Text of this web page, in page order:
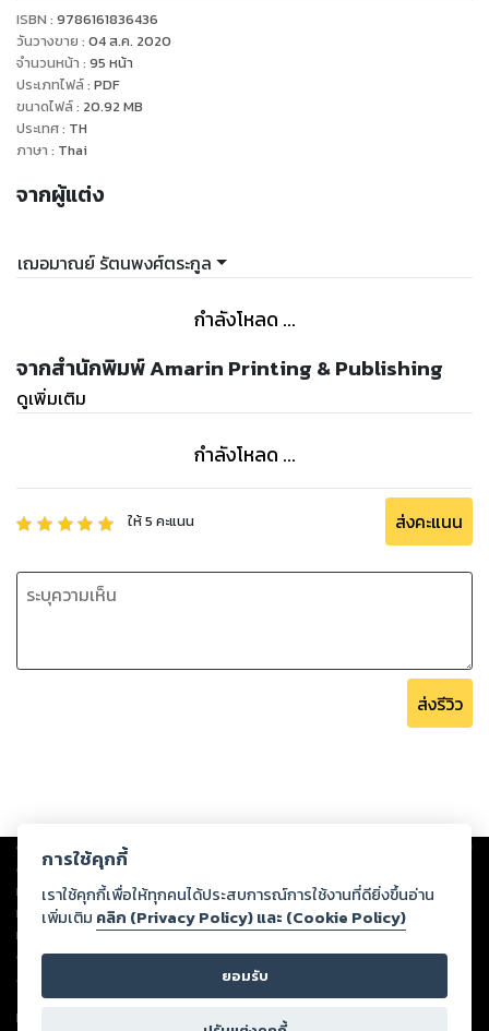
ISBN : 9786161836436
วันวางขาย : 04 ส.ค. 2020
จำนวนหน้า : 95 หน้า
ประเภทไฟล์: PDF
ขนาดไฟล์: 20.92 MB
ประเทศ: TH
ภาษา : Thai
จากผู้แต่ง
เฌอมาณย์ รัตนพงศ์ตระกูล
กำลังโหลด ...
จากสำนักพิมพ์ Amarin Printing & Publishing
ดูเพิ่มเติม
กำลังโหลด ...
ให้5 คะแนน ส่งคะแนน
ส่งรีวิว
Copyright © 2026
ต่อผลงานหรือเนื้อหาใดที่อัปโหลดผ่านเว็บไซต์และปรากฏว่าละเมิดสิทธิใน
ทรัพย์สินทางปัญญาของบุคคลอื่นหรือขัดต่อกฎหมายและศีลธรรม ดังนั้น ผู้อ่าน
ทุกท่านโปรดใช้วิจารณญาณในการกลั่นกรองด้วยตนเอง และหากท่านพบว่าส่วน
หนึ่งส่วนใดขัดต่อกฎหมายและศีลธรรม กรุณาแจ้งมายังบริษัท เพื่อทีมงานจะได้
ดำเนินการในทันที ทั้งนี้ ทางสตอรี่ล็อกขอสงวนลิขสิทธิ์ตามพระราชบัญญัติ
ลิขสิทธิ์ พ.ศ. 2537 (ฉบับล่าสุด)
For support: member@ookbee.com
การใช้คุกกี้
เราใช้คุกกี้เพื่อให้ทุกคนได้ประสบการณ์การใช้งานที่ดียิ่งขึ้นอ่าน
เพิ่มเติม คลิก (Privacy Policy) และ (Cookie Policy)
ยอมรับ